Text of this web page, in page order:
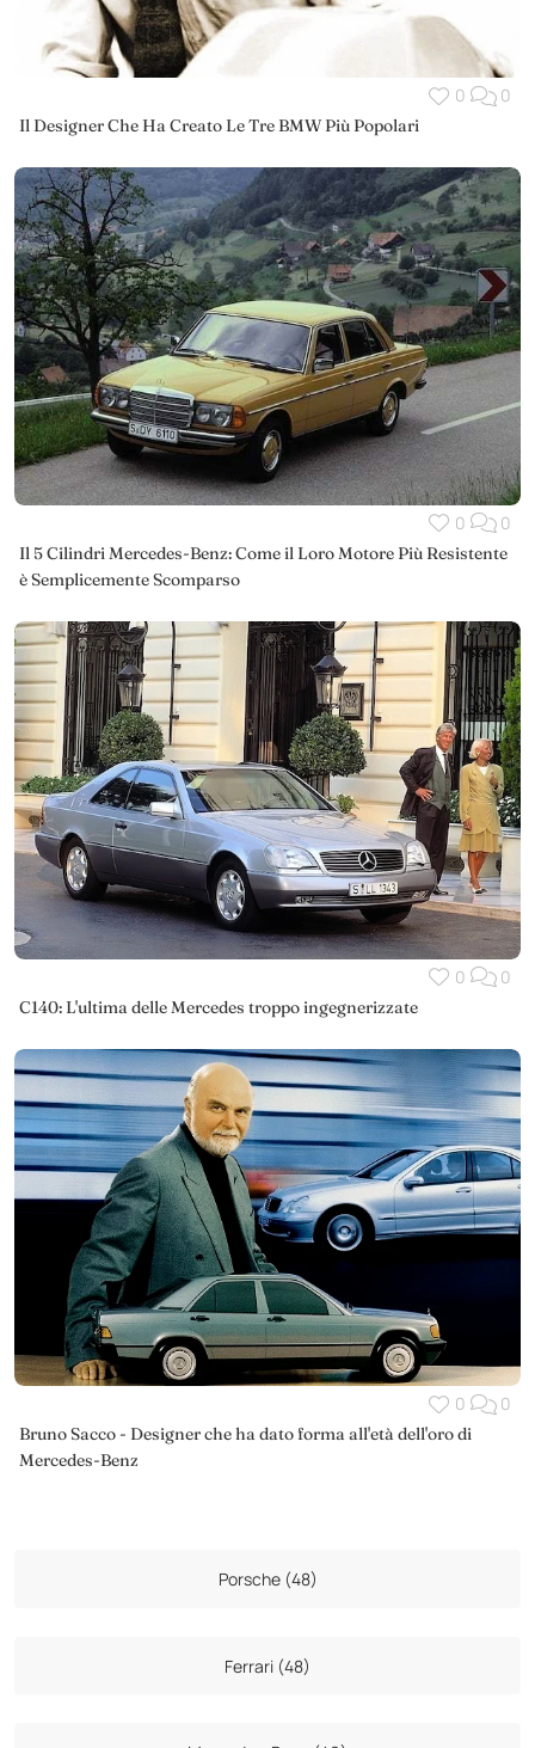
0 0
Il Designer Che Ha Creato Le Tre BMW Più Popolari
0 0
Il 5 Cilindri Mercedes-Benz: Come il Loro Motore Più Resistente
è Semplicemente Scomparso
0 0
C140: L'ultima delle Mercedes troppo ingegnerizzate
0 0
Bruno Sacco - Designer che ha dato forma all'età dell'oro di
Mercedes-Benz
Porsche (48)
Ferrari (48)